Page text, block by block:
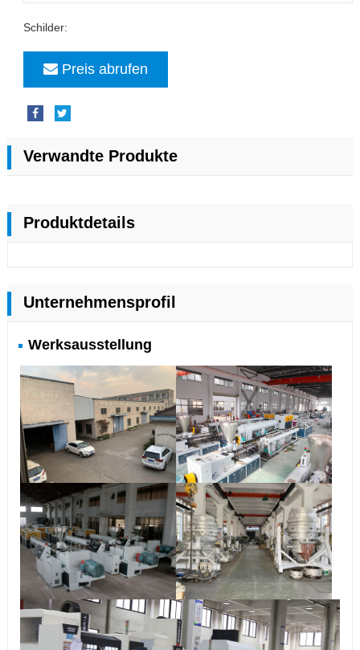
Schilder:
Preis abrufen
Verwandte Produkte
Produktdetails
Unternehmensprofil
Werksausstellung